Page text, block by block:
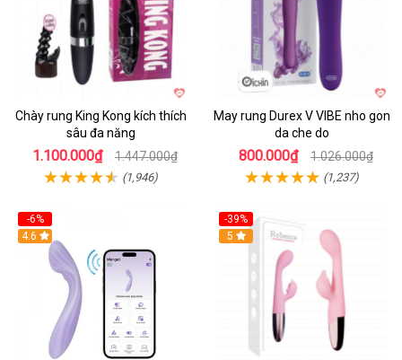
Chày rung King Kong kích thích
sâu đa năng
1.100.000₫ 1.447.000₫
(1,946)
May rung Durex V VIBE nho gon
da che do
800.000₫ 1.026.000₫
(1,237)
-6%
4.6
-39%
Hot
5